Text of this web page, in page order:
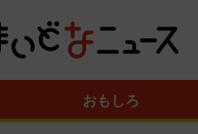
おもしろ